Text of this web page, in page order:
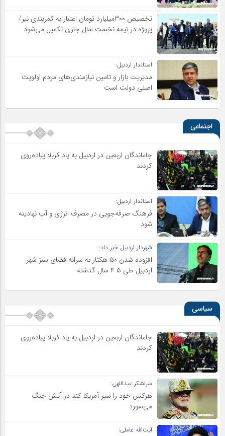
تخصیص ۳۰۰میلیارد تومان اعتبار به کمربندی نیر/
پروژه در نیمه نخست سال جاری تکمیل می‌شود
استاندار اردبیل:
مدیریت بازار و تامین نیازمندی‌های مردم اولویت‌
اصلی دولت است
اجتماعی
جاماندگان اربعین در اردبیل به یاد کربلا پیاده‌روی
کردند
استاندار اردبیل:
فرهنگ صرفه‌جویی در مصرف انرژی و آب نهادینه
شود
شهردار اردبیل خبر داد:
افزوده شدن ۵۰ هکتار به سرانه فضای سبز شهر
اردبیل طی ۴.۵ سال گذشته
سیاسی
جاماندگان اربعین در اردبیل به یاد کربلا پیاده‌روی
کردند
سرلشکر عبداللهی:
هرکس خود را سپر آمریکا کند در آتش جنگ
می‌سوزد
آیت‌الله عاملی: